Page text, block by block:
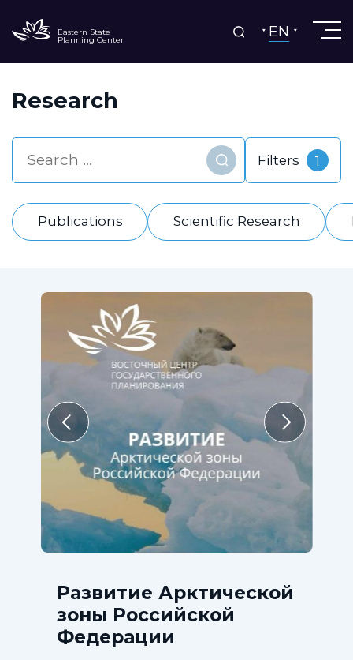
Eastern State
Planning Center EN
Research
Find Filters 1
Publications Scientific Research
Развитие Арктической
зоны Российской
Федерации